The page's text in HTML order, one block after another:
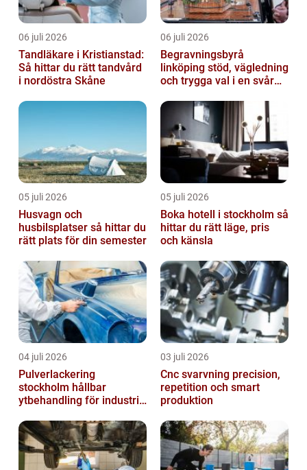
06 juli 2026
Tandläkare i Kristianstad:
Så hittar du rätt tandvård
i nordöstra Skåne
06 juli 2026
Begravningsbyrå
linköping stöd, vägledning
och trygga val i en svår
05 juli 2026
Husvagn och
husbilsplatser så hittar du
rätt plats för din semester
05 juli 2026
Boka hotell i stockholm så
hittar du rätt läge, pris
och känsla
04 juli 2026
Pulverlackering
stockholm hållbar
ytbehandling för industri
03 juli 2026
Cnc svarvning precision,
repetition och smart
produktion